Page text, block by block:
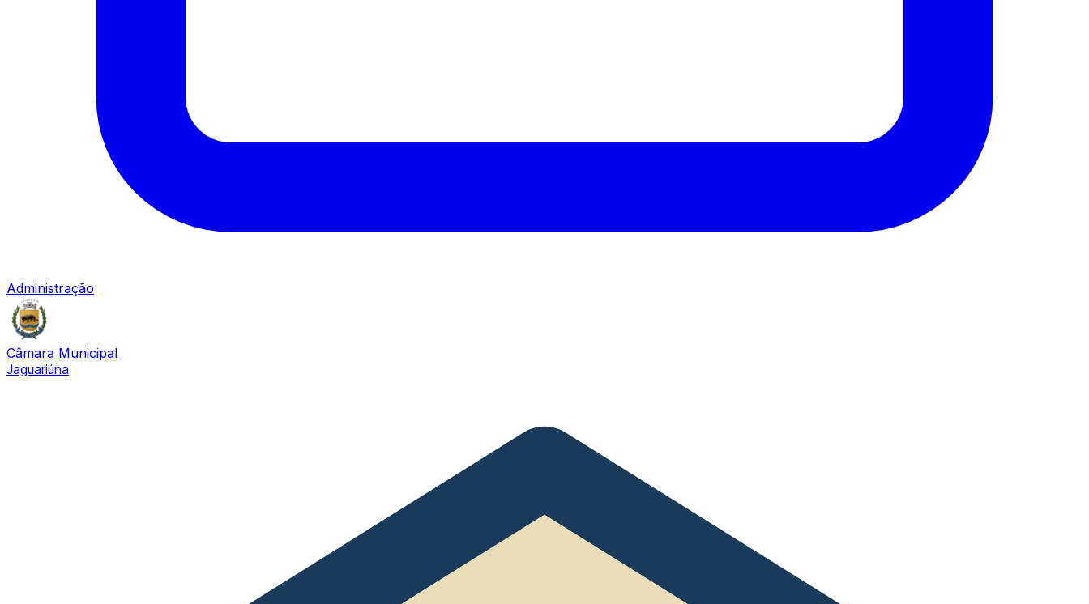
Administração
Câmara Municipal
Jaguariúna